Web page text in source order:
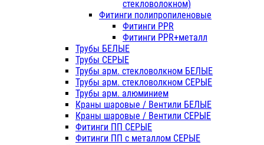
стекловолокном)
Фитинги полипропиленовые
Фитинги PPR
Фитинги PPR+металл
Трубы БЕЛЫЕ
Трубы СЕРЫЕ
Трубы арм. стекловолкном БЕЛЫЕ
Трубы арм. стекловолкном СЕРЫЕ
Трубы арм. алюминием
Краны шаровые / Вентили БЕЛЫЕ
Краны шаровые / Вентили СЕРЫЕ
Фитинги ПП СЕРЫЕ
Фитинги ПП с металлом СЕРЫЕ